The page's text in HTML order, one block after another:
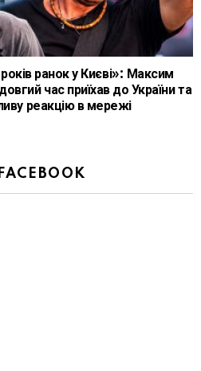
ранок у Києві»: Максим
час приїхав до України та
реакцію в мережі